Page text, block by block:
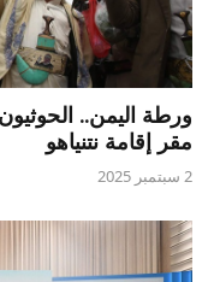
ورطة اليمن..
مقر إقامة نتنياهو
2 سبتمبر 2025